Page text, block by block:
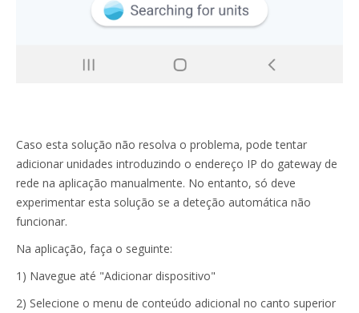
Caso esta solução não resolva o problema, pode tentar
adicionar unidades introduzindo o endereço IP do gateway de
rede na aplicação manualmente. No entanto, só deve
experimentar esta solução se a deteção automática não
funcionar.
Na aplicação, faça o seguinte:
1) Navegue até "Adicionar dispositivo"
2) Selecione o menu de conteúdo adicional no canto superior